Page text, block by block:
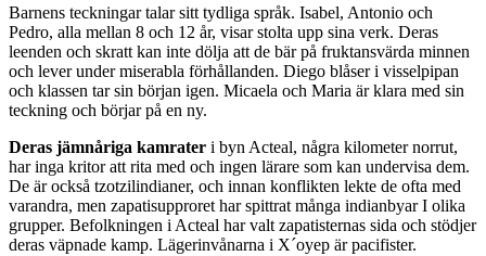
Barnens teckningar talar sitt tydliga språk. Isabel, Antonio och
Pedro, alla mellan 8 och 12 år, visar stolta upp sina verk. Deras
leenden och skratt kan inte dölja att de bär på fruktansvärda minnen
och lever under miserabla förhållanden. Diego blåser i visselpipan
och klassen tar sin början igen. Micaela och Maria är klara med sin
teckning och börjar på en ny.
Deras jämnåriga kamrater i byn Acteal, några kilometer norrut,
har inga kritor att rita med och ingen lärare som kan undervisa dem.
De är också tzotzilindianer, och innan konflikten lekte de ofta med
varandra, men zapatisupproret har spittrat många indianbyar I olika
grupper. Befolkningen i Acteal har valt zapatisternas sida och stödjer
deras väpnade kamp. Lägerinvånarna i X´oyep är pacifister.